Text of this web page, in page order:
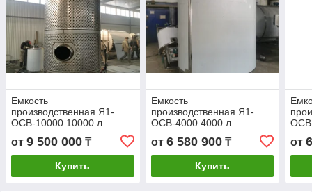
Емкость
производственная Я1-
ОСВ-10000 10000 л
от 9 500 000 ₸
Купить
Емкость
производственная Я1-
ОСВ-4000 4000 л
от 6 580 900₸
Купить
от